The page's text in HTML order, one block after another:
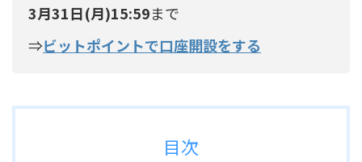
3月31日(月)15:59まで
⇒ビットポイントで口座開設をする
目次